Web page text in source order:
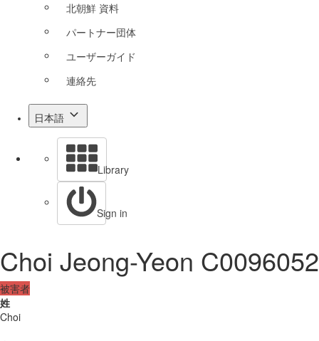
北朝鮮 資料
パートナー団体
ユーザーガイド
連絡先
日本語
Library
Sign in
Choi Jeong-Yeon C0096052
被害者
姓
Choi